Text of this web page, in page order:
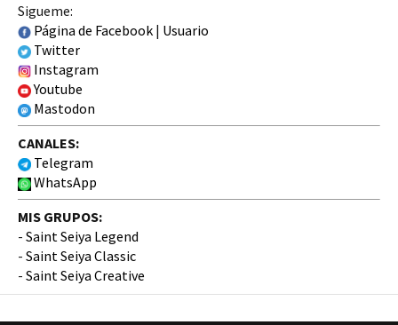
Sigueme:
Página de Facebook | Usuario
Twitter
Instagram
Youtube
Mastodon
CANALES:
Telegram
WhatsApp
MIS GRUPOS:
- Saint Seiya Legend
- Saint Seiya Classic
- Saint Seiya Creative